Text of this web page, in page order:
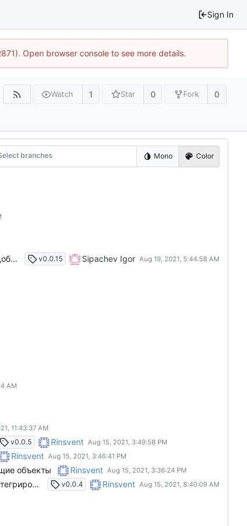
Sign In
Open browser console to see more details.
Watch 1 Star 0 Fork 0
branches Mono Color
Переименовал TagsResolver Починил тесты Вынес модификацию тегов из конвертера. В будущем можно добавить опционально v0.0.15 Sipachev Igor
v0.0.5 Rinsvent
Rinsvent
объекты Rinsvent
Добавил теги и мета информации о возвращаемом типе Добавил обработку трансформеров класса Проинтегрировал обработку тегов Поменял тип лицензии v0.0.4 Rinsvent